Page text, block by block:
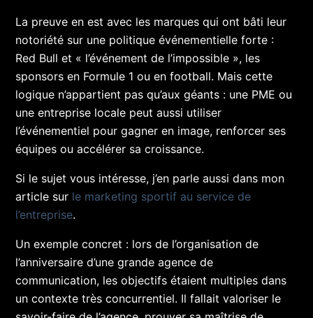
La preuve en est avec les marques qui ont bâti leur
notoriété sur une politique événementielle forte :
Red Bull et « l’événement de l’impossible », les
sponsors en Formule 1 ou en football. Mais cette
logique n’appartient pas qu’aux géants : une PME ou
une entreprise locale peut aussi utiliser
l’événementiel pour gagner en image, renforcer ses
équipes ou accélérer sa croissance.
Si le sujet vous intéresse, j’en parle aussi dans mon
article sur le marketing sportif au service de
l’entreprise.
Un exemple concret : lors de l’organisation de
l’anniversaire d’une grande agence de
communication, les objectifs étaient multiples dans
un contexte très concurrentiel. Il fallait valoriser le